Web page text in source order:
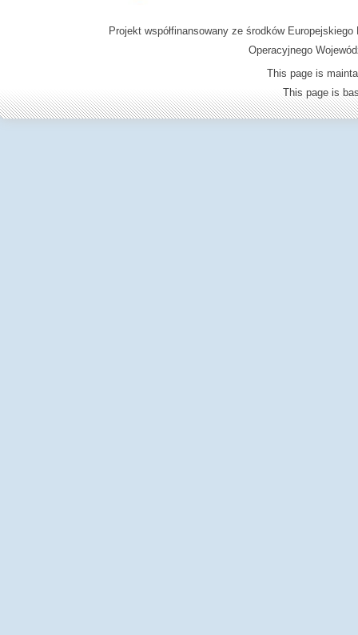
Projekt współfinansowany ze środków
Operacyjnego
This page is
This page is